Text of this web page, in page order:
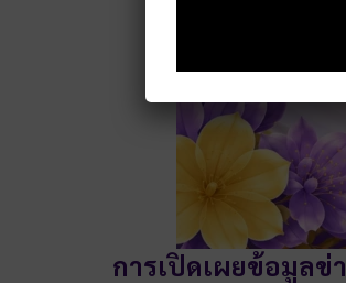
การเปิดเผยข้อมูลข่